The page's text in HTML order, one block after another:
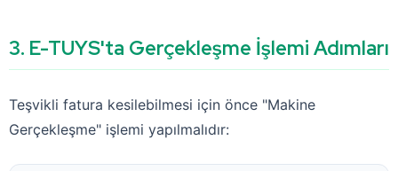
3. E-TUYS'ta Gerçekleşme İşlemi Adımları
Teşvikli fatura kesilebilmesi için önce "Makine
Gerçekleşme" işlemi yapılmalıdır: